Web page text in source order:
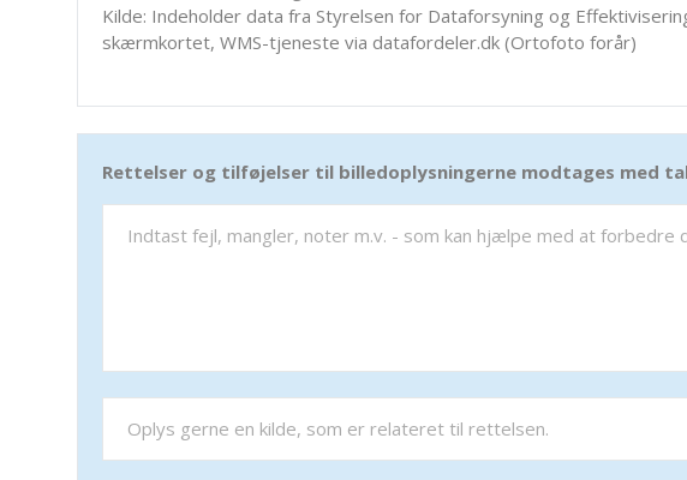
Kilde: Indeholder data fra Styrelsen for Dataforsyning og
skærmkortet, WMS-tjeneste via datafordeler.dk (Ortofoto forår)
Rettelser og tilføjelser til billedoplysningerne modtages med